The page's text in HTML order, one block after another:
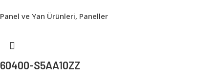
Panel ve Yan Ürünleri, Paneller
60400-S5AA10ZZ